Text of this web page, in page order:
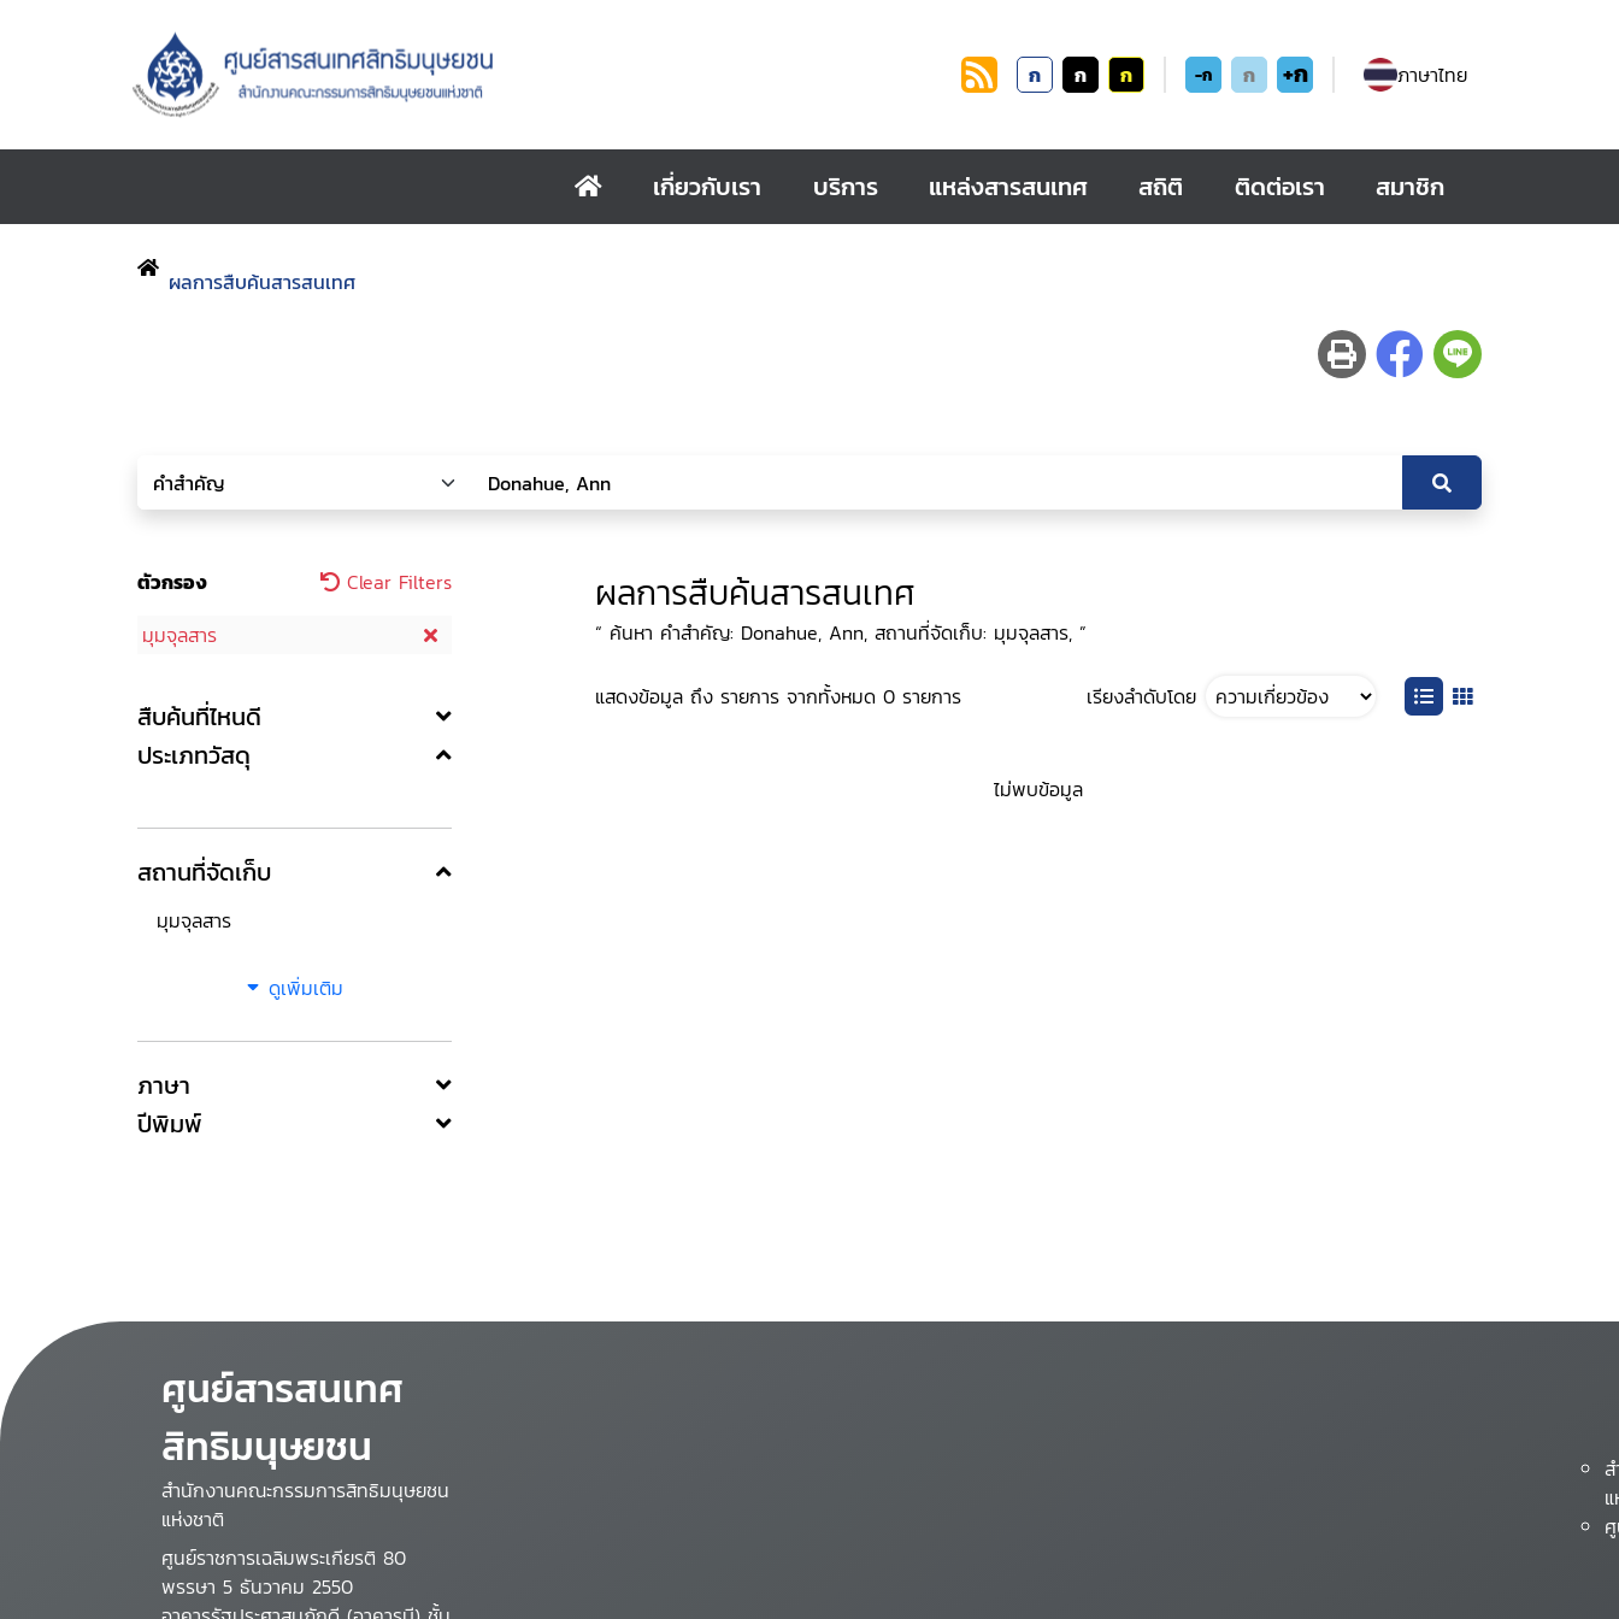
ก ก ก -ก ก +ก ภาษาไทย
เกี่ยวกับเรา บริการ แหล่งสารสนเทศ สถิติ ติดต่อเรา สมาชิก
ผลการสืบค้นสารสนเทศ
ตัวกรอง
Clear Filters
มุมจุลสาร
สืบค้นที่ไหนดี
ประเภทวัสดุ
สถานที่จัดเก็บ
มุมจุลสาร
ดูเพิ่มเติม
ภาษา
ปีพิมพ์
ผลการสืบค้นสารสนเทศ
“ ค้นหา คำสำคัญ: Donahue, Ann, สถานที่จัดเก็บ: มุมจุลสาร, ”
แสดงข้อมูล ถึง รายการ จากทั้งหมด 0 รายการ เรียงลำดับโดย
ไม่พบข้อมูล
ศูนย์สารสนเทศ
สิทธิมนุษยชน
สำนักงานคณะกรรมการสิทธิมนุษยชน
แห่งชาติ
ศูนย์ราชการเฉลิมพระเกียรติ 80
พรรษา 5 ธันวาคม 2550